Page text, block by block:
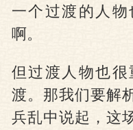
一个过渡的人
啊。
但过渡人物也
渡。那我们要解
兵乱中说起，这